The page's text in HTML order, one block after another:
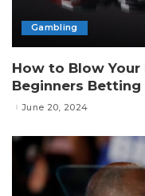
Gambling
How to Blow Your
Beginners Betting
June 20, 2024